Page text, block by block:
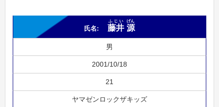
藤井
ふじい
源
げん
男
2001/10/18
21
ヤマゼンロックザキッズ